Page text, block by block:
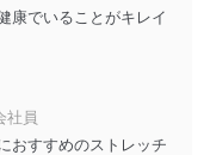
ペレーティング
います。
キュリティ対策
新 機能等の活用
ます。
康でいることがキレイ
社員
おすすめのストレッチ